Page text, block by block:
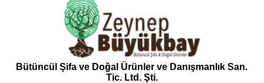
Bütüncül Şifa ve Doğal Ürünler ve Danışmanlık San.
Tic. Ltd. Şti.